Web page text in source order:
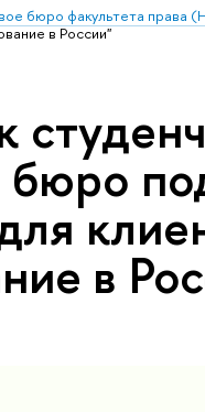
бюро факультета права
в России"
бюро
в